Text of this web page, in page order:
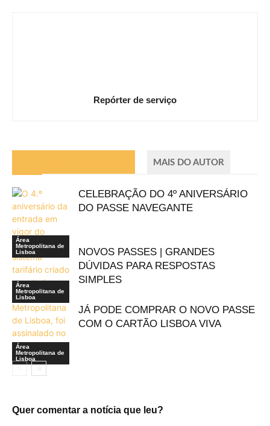
Repórter de serviço
MAIS DO AUTOR
Área
Metropolitana de
Lisboa
CELEBRAÇÃO DO 4º ANIVERSÁRIO
DO PASSE NAVEGANTE
Área
Metropolitana de
Lisboa
NOVOS PASSES | GRANDES
DÚVIDAS PARA RESPOSTAS
SIMPLES
Área
Metropolitana de
Lisboa
JÁ PODE COMPRAR O NOVO PASSE
COM O CARTÃO LISBOA VIVA
Quer comentar a notícia que leu?